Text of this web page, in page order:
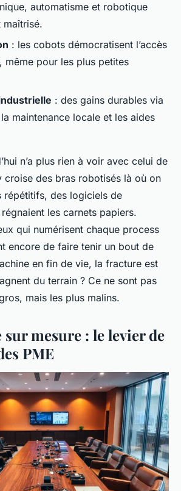
automatisme et robotique
maîtrisé.
: les cobots démocratisent l’accès
même pour les plus petites
: des gains durables via
maintenance locale et les aides
n’a plus rien à voir avec celui de
croise des bras robotisés là où on
répétitifs, des logiciels de
les carnets papiers.
qui numérisent chaque process
encore de faire tenir un bout de
en fin de vie, la fracture est
du terrain ? Ce ne sont pas
mais les plus malins.
mesure : le levier de
PME